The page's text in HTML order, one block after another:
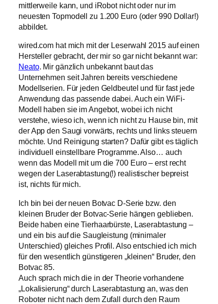
mittlerweile kann, und iRobot nicht oder nur im
neuesten Topmodell zu 1.200 Euro (oder 990 Dollar!)
abbildet.
wired.com hat mich mit der Leserwahl 2015 auf einen
Hersteller gebracht, der mir so gar nicht bekannt war:
Neato. Mir gänzlich unbekannt baut das
Unternehmen seit Jahren bereits verschiedene
Modellserien. Für jeden Geldbeutel und für fast jede
Anwendung das passende dabei. Auch ein WiFi-
Modell haben sie im Angebot, wobei ich nicht
verstehe, wieso ich, wenn ich nicht zu Hause bin, mit
der App den Saugi vorwärts, rechts und links steuern
möchte. Und Reinigung starten? Dafür gibt es täglich
individuell einstellbare Programme. Also… auch
wenn das Modell mit um die 700 Euro – erst recht
wegen der Laserabtastung(!) realistischer bepreist
ist, nichts für mich.
Ich bin bei der neuen Botvac D-Serie bzw. den
kleinen Bruder der Botvac-Serie hängen geblieben.
Beide haben eine Tierhaarbürste, Laserabtastung –
und ein bis auf die Saugleistung (minimaler
Unterschied) gleiches Profil. Also entschied ich mich
für den wesentlich günstigeren „kleinen“ Bruder, den
Botvac 85.
Auch sprach mich die in der Theorie vorhandene
„Lokalisierung“ durch Laserabtastung an, was den
Roboter nicht nach dem Zufall durch den Raum